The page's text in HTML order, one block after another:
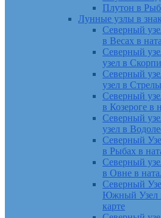
Плутон в
Лунные узлы в
Северный
в Весах в
Северный
узел в
Северный
узел в
Северный
в Козероге в
Северный
узел в
Северный
в Рыбах в
Северный
в Овне в
Северный
Южный Узел
карте